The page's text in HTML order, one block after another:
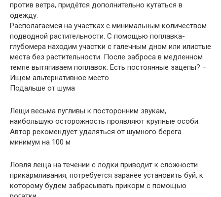
против ветра, придётся дополнительно кутаться в
одежду.
Располагаемся на участках с минимальным количеством
подводной растительности. С помощью поплавка-
глубомера находим участки с галечным дном или илистые
места без растительности. После заброса в медленном
темпе вытягиваем поплавок. Есть постоянные зацепы? –
Ищем альтернативное место.
Подальше от шума
Лещи весьма пугливы к посторонним звукам,
наибольшую осторожность проявляют крупные особи.
Автор рекомендует удаляться от шумного берега
минимум на 100 м
Ловля леща на течении с лодки приводит к сложности
прикармливания, потребуется заранее установить буй, к
которому будем забрасывать прикорм с помощью